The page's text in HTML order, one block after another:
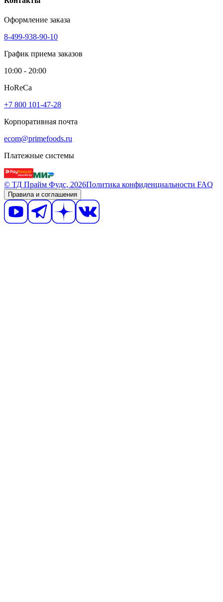
Оформление заказа
8-499-938-90-10
График приема заказов
10:00 - 20:00
HoReCa
+7 800 101-47-28
Корпоративная почта
ecom@primefoods.ru
Платежные системы
© ТД Прайм Фудс, 2026Политика конфиденциальности FAQ
Правила и соглашения